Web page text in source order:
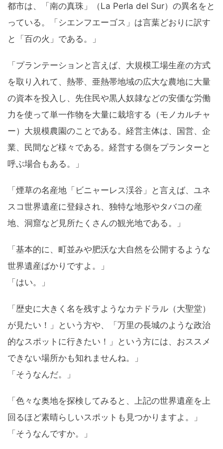
都市は、「南の真珠」（La Perla del Sur）の異名をと
っている。「シエンフエーゴス」は言葉どおりに訳す
と「百の火」である。」
「プランテーションと言えば、大規模工場生産の方式
を取り入れて、熱帯、亜熱帯地域の広大な農地に大量
の資本を投入し、先住民や黒人奴隷などの安価な労働
力を使って単一作物を大量に栽培する（モノカルチャ
ー）大規模農園のことである。経営主体は、国営、企
業、民間など様々である。経営する側をプランターと
呼ぶ場合もある。」
「煙草の名産地「ビニャーレス渓谷」と言えば、ユネ
スコ世界遺産に登録され、独特な地形やタバコの産
地、洞窟など見所たくさんの観光地である。」
「基本的に、町並みや肥沃な大自然を公開するような
世界遺産ばかりですよ。」
「はい。」
「歴史に大きく名を残すようなカテドラル（大聖堂）
が見たい！」という方や、「万里の長城のような政治
的なスポットに行きたい！」という方には、おススメ
できない場所かも知れませんね。」
「そうなんだ。」
「色々な奥地を探検してみると、上記の世界遺産を上
回るほど素晴らしいスポットも見つかりますよ。」
「そうなんですか。」